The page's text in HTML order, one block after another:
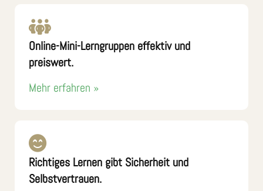
Online-Mini-Lerngruppen effektiv und
preiswert.
Mehr erfahren »
Richtiges Lernen gibt Sicherheit und
Selbstvertrauen.